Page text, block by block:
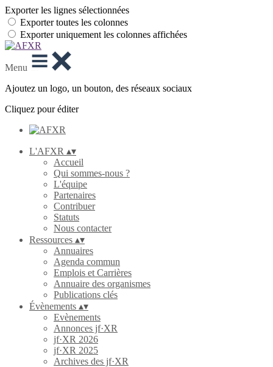
Exporter les lignes sélectionnées
Exporter toutes les colonnes
Exporter uniquement les colonnes affichées
Menu
Ajoutez un logo, un bouton, des réseaux sociaux
Cliquez pour éditer
L'AFXR ▴▾
Accueil
Qui sommes-nous ?
L'équipe
Partenaires
Contribuer
Statuts
Nous contacter
Ressources ▴▾
Annuaires
Agenda commun
Emplois et Carrières
Annuaire des organismes
Publications clés
Évènements ▴▾
Evènements
Annonces jf·XR
jf·XR 2026
jf·XR 2025
Archives des jf·XR